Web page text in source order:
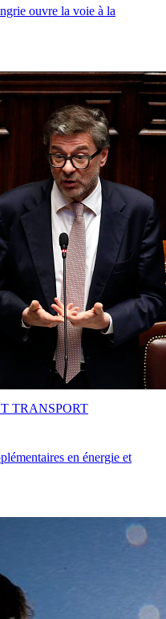
ouvre la voie à la
en énergie et
TRANSPORT